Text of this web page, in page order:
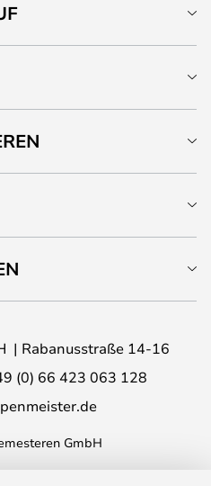
Rabanusstraße 14-16
(0) 66 423 063 128
GmbH